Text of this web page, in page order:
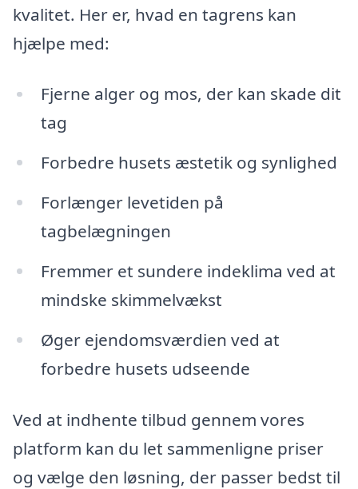
kvalitet. Her er, hvad en tagrens kan
hjælpe med:
Fjerne alger og mos, der kan skade dit
tag
Forbedre husets æstetik og synlighed
Forlænger levetiden på
tagbelægningen
Fremmer et sundere indeklima ved at
mindske skimmelvækst
Øger ejendomsværdien ved at
forbedre husets udseende
Ved at indhente tilbud gennem vores
platform kan du let sammenligne priser
og vælge den løsning, der passer bedst til